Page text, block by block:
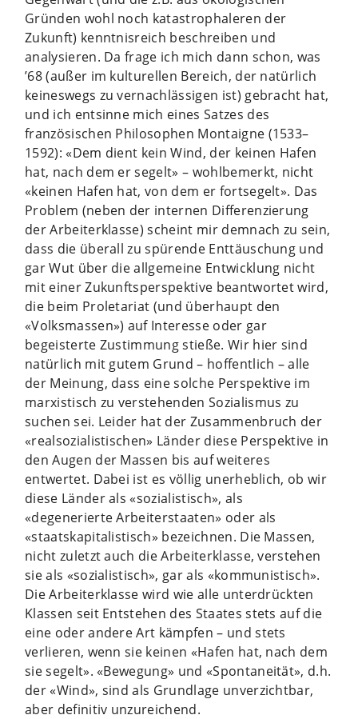
Gründen wohl noch katastrophaleren der
Zukunft) kenntnisreich beschreiben und
analysieren. Da frage ich mich dann schon, was
’68 (außer im kulturellen Bereich, der natürlich
keineswegs zu vernachlässigen ist) gebracht hat,
und ich entsinne mich eines Satzes des
französischen Philosophen Montaigne (1533–
1592): «Dem dient kein Wind, der keinen Hafen
hat, nach dem er segelt» – wohlbemerkt, nicht
«keinen Hafen hat, von dem er fortsegelt». Das
Problem (neben der internen Differenzierung
der Arbeiterklasse) scheint mir demnach zu sein,
dass die überall zu spürende Enttäuschung und
gar Wut über die allgemeine Entwicklung nicht
mit einer Zukunftsperspektive beantwortet wird,
die beim Proletariat (und überhaupt den
«Volksmassen») auf Interesse oder gar
begeisterte Zustimmung stieße. Wir hier sind
natürlich mit gutem Grund – hoffentlich – alle
der Meinung, dass eine solche Perspektive im
marxistisch zu verstehenden Sozialismus zu
suchen sei. Leider hat der Zusammenbruch der
«realsozialistischen» Länder diese Perspektive in
den Augen der Massen bis auf weiteres
entwertet. Dabei ist es völlig unerheblich, ob wir
diese Länder als «sozialistisch», als
«degenerierte Arbeiterstaaten» oder als
«staatskapitalistisch» bezeichnen. Die Massen,
nicht zuletzt auch die Arbeiterklasse, verstehen
sie als «sozialistisch», gar als «kommunistisch».
Die Arbeiterklasse wird wie alle unterdrückten
Klassen seit Entstehen des Staates stets auf die
eine oder andere Art kämpfen – und stets
verlieren, wenn sie keinen «Hafen hat, nach dem
sie segelt». «Bewegung» und «Spontaneität», d.h.
der «Wind», sind als Grundlage unverzichtbar,
aber definitiv unzureichend.